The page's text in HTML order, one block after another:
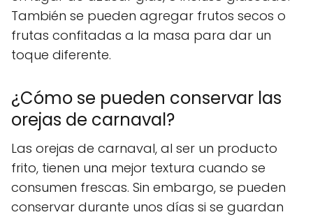
También se pueden agregar frutos secos o
frutas confitadas a la masa para dar un
toque diferente.
¿Cómo se pueden conservar las
orejas de carnaval?
Las orejas de carnaval, al ser un producto
frito, tienen una mejor textura cuando se
consumen frescas. Sin embargo, se pueden
conservar durante unos días si se guardan